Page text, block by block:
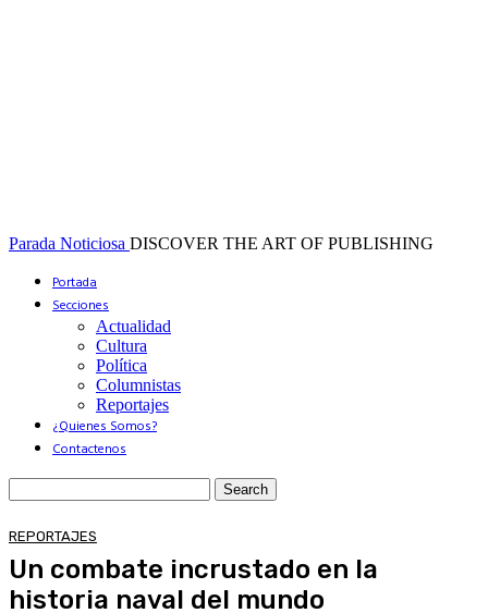
Parada Noticiosa DISCOVER THE ART OF PUBLISHING
Portada
Secciones
Actualidad
Cultura
Política
Columnistas
Reportajes
¿Quienes Somos?
Contactenos
REPORTAJES
Un combate incrustado en la
historia naval del mundo